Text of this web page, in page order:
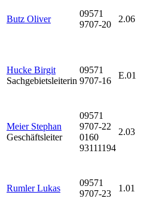
Butz Oliver
09571
9707-20
2.06
Hucke Birgit
Sachgebietsleiterin
09571
9707-16
E.01
Meier Stephan
Geschäftsleiter
09571
9707-22
0160
93111194
2.03
Rumler Lukas
09571
9707-23
1.01